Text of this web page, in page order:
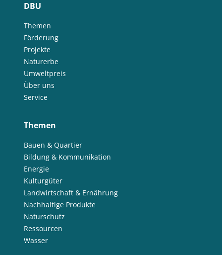
DBU
Themen
Förderung
Projekte
Naturerbe
Umweltpreis
Über uns
Service
Themen
Bauen & Quartier
Bildung & Kommunikation
Energie
Kulturgüter
Landwirtschaft & Ernährung
Nachhaltige Produkte
Naturschutz
Ressourcen
Wasser